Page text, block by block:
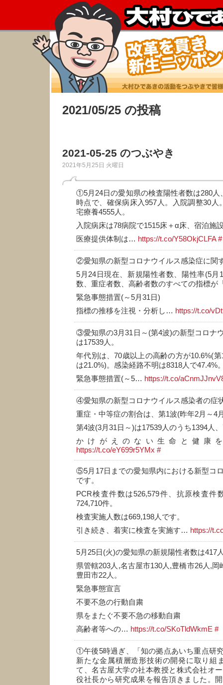
2021/05/25 の投稿
2021-05-25 のつぶやき
2021年5月25日 火曜日
①5月24日の愛知県の検査陽性者数は280人
時点で、確保病床入957人。入院調整30人
宅療養4555人。
入院病床は78病院で1515床＋α床、宿泊施
医療提供体制は… https://t.co/Y58OkjCLFA #
②愛知県の新型コロナウイルス感染症に関
5月24日現在、新規陽性者数、陽性率(5月
数、重症者数、高齢者数のすべての指標が
緊急事態措置(～5月31日)
指標の推移を注視・分析し… https://t.co/
③愛知県の3月31日～(第4波)の新型コロナ
は17539人。
年代別は、70歳以上の高齢の方が10.6%(
は21.0%)。感染経路不明は8318人で47.4%
緊急事態措置(～5… https://t.co/
④愛知県の新型コロナウイルス感染者の症
重症・中等症の割合は、第1波(昨年2月～4
第4波(3月31日～)は17539人のうち1394人
かけがえのない生命と健康
https://t.co/eY699r5YMx #
⑤5月17日までの愛知県内における新型コ
です。
PCR検査件数は526,579件、抗原検査件
724,710件。
検査実施人数は669,198人です。
引き続き、着実に検査を実施す… https://
5月25日(火)の愛知県の新規陽性者数は417
県管轄203人,名古屋市130人,豊橋市26人,岡
豊田市22人。
緊急事態宣言
不要不急の行動自粛
県をまたぐ不要不急の移動自粛
高齢者等への… https://t.co/SKoTldWkmE #
①午後5時過ぎ、「知の拠点あいち重点研
新たな金属積層造形技術の開発に取り組
て、名古屋大学の社本教授と株式会社オ
役社長から研究成果を報告頂きました。